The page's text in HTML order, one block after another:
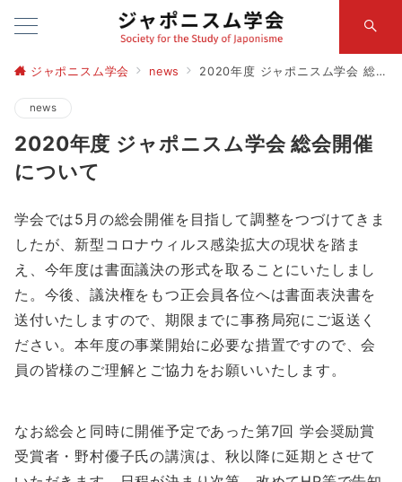
ジャポニスム学会 news 2020年度 ジャポニスム学会 総会開催について
news
2020年度 ジャポニスム学会 総会開催
について
学会では5月の総会開催を目指して調整をつづけてきま
したが、新型コロナウィルス感染拡大の現状を踏ま
え、今年度は書面議決の形式を取ることにいたしまし
た。今後、議決権をもつ正会員各位へは書面表決書を
送付いたしますので、期限までに事務局宛にご返送く
ださい。本年度の事業開始に必要な措置ですので、会
員の皆様のご理解とご協力をお願いいたします。
なお総会と同時に開催予定であった第7回 学会奨励賞
受賞者・野村優子氏の講演は、秋以降に延期とさせて